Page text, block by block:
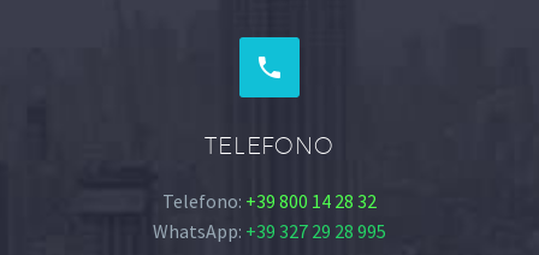


TELEFONO
Telefono: +39 800 14 28 32
WhatsApp: +39 327 29 28 995